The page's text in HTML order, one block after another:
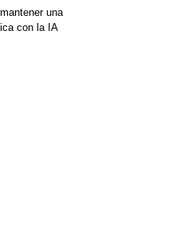
una
con la IA